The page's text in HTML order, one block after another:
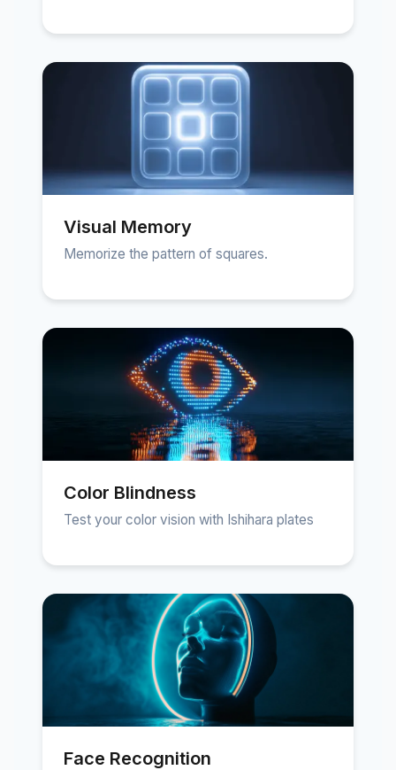
Visual Memory
Memorize the pattern of squares.
Color Blindness
Test your color vision with Ishihara plates
Face Recognition